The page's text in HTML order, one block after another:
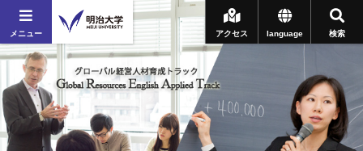
メニュー 検索
language
アクセス